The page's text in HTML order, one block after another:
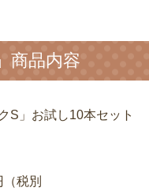
商品内容
S」お試し10本セット
税別